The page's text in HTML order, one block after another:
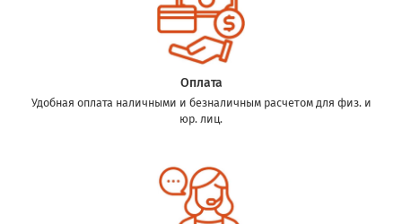
Оплата
Удобная оплата наличными и безналичным расчетом для физ. и
юр. лиц.